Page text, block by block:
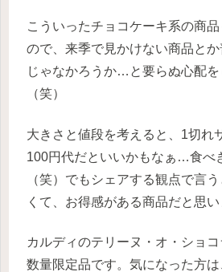
こういったチョコケーキ系の商
ので、 来季で見かけない商品と
じゃなかろうか…と要らぬ心配
（笑）
大きさと値段を考えると、1切れ
100円代だといいかもなぁ…食べ
（笑）でもシェアする観点で言
くて、お得感がある商品だと思い
カルディのテリーヌ・オ・ショ
数量限定品です。気になった方は